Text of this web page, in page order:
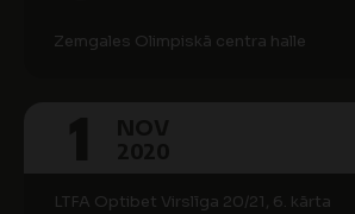
Zemgales Olimpiskā centra halle
LTFA Optibet Virslīga 20/21, 6. kārta